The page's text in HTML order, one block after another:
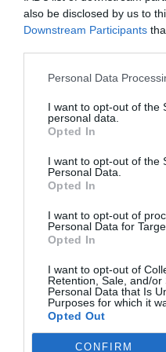
also be disclosed by us to
Downstream Participants
Personal Data
I want to opt-out of the
personal data.
Opted In
I want to opt-out of the
Personal Data.
Opted In
I want to opt-out of
Personal Data for
Opted In
I want to opt-out of
Retention, Sale, and/or
Personal Data that Is
Purposes for which it
Opted Out
CONFIRM
asistencial y asegura
y de calidad en toda la
Historia Clínica
todo el sistema de salud.
circula en tiempo real y
geográficas. De este
una zona rural puede
demoras y con todas las
destacaCayetano
Digital de la Agencia de
Gobierno de Castilla La
Trazabilidad total y
Con esta plataforma,